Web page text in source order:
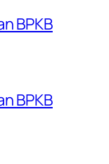
BPKB
BPKB